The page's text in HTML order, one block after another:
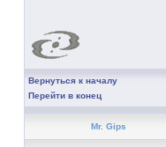
Вернуться к началу
Перейти в конец
Mr. Gips